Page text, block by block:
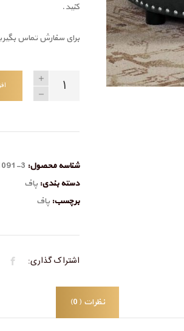
کنید.
برای سفارش تماس
شناسه محصول: 3
دسته بندی: پاف
برچسب: پاف
اشتراک گذاری:
نظرات (0)